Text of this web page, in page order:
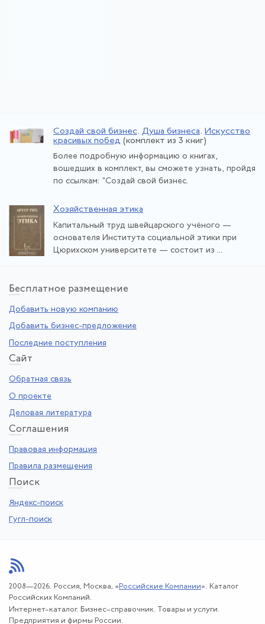
Создай свой бизнес. Душа бизнеса. Искусство
красивых побед (комплект из 3 книг)
Более подробную информацию о книгах,
вошедших в комплект, вы сможете узнать, пройдя
по ссылкам: "Создай свой бизнес.
Хозяйственная этика
Капитальный труд швейцарского учёного —
основателя Института социальной этики при
Цюрихском университете — состоит из ...
Бесплатное размещение
Добавить новую компанию
Добавить бизнес-предложение
Последние поступления
Сайт
Обратная связь
О проекте
Деловая литература
Соглашения
Правовая информация
Правила размещения
Поиск
Яндекс-поиск
Гугл-поиск
2008—2026. Россия, Москва, « Российские Компании». Каталог
Российских Компаний.
Интернет–каталог. Бизнес–справочник. Товары и услуги.
Предприятия и фирмы России.